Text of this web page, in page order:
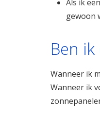
Als ik
gewoon
Ben
Wanneer ik
Wanneer ik